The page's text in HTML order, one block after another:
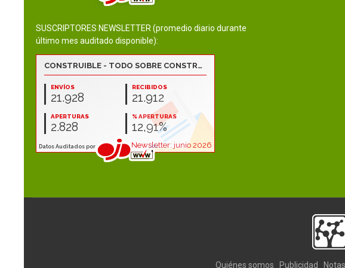
SUSCRIPTORES NEWSLETTER (promedio diario durante
último mes auditado disponible):
Quiénes somos Publicidad